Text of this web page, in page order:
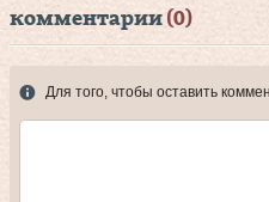
комментарии (0)
Для того, чтобы оставить